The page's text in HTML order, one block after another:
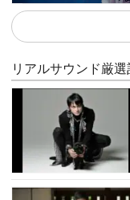
リアルサウンド厳